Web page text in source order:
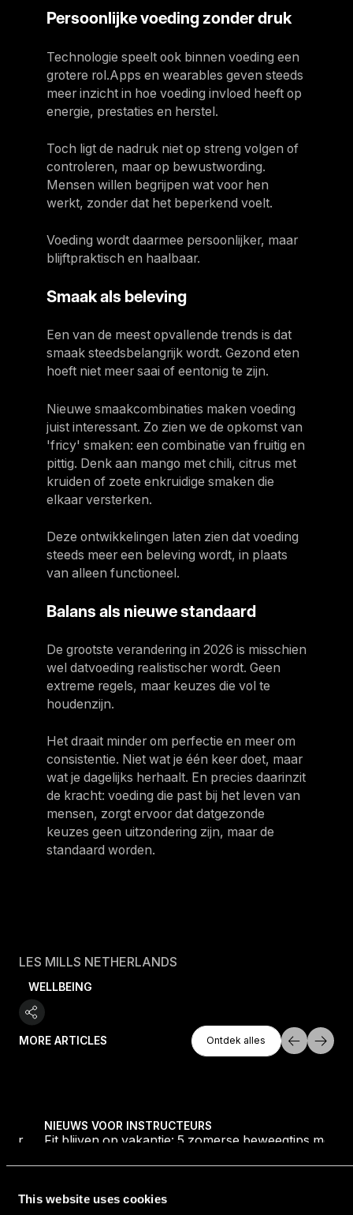
This website uses cookies
Persoonlijke voeding zonder druk
Technologie speelt ook binnen voeding een
grotere rol.Apps en wearables geven steeds
meer inzicht in hoe voeding invloed heeft op
energie, prestaties en herstel.
Toch ligt de nadruk niet op streng volgen of
controleren, maar op bewustwording.
Mensen willen begrijpen wat voor hen
werkt, zonder dat het beperkend voelt.
Voeding wordt daarmee persoonlijker, maar
blijftpraktisch en haalbaar.
Smaak als beleving
Een van de meest opvallende trends is dat
smaak steedsbelangrijk wordt. Gezond eten
hoeft niet meer saai of eentonig te zijn.
Nieuwe smaakcombinaties maken voeding
juist interessant. Zo zien we de opkomst van
'fricy' smaken: een combinatie van fruitig en
pittig. Denk aan mango met chili, citrus met
kruiden of zoete enkruidige smaken die
elkaar versterken.
Deze ontwikkelingen laten zien dat voeding
steeds meer een beleving wordt, in plaats
van alleen functioneel.
Balans als nieuwe standaard
De grootste verandering in 2026 is misschien
wel datvoeding realistischer wordt. Geen
extreme regels, maar keuzes die vol te
houdenzijn.
Het draait minder om perfectie en meer om
consistentie. Niet wat je één keer doet, maar
wat je dagelijks herhaalt. En precies daarinzit
de kracht: voeding die past bij het leven van
mensen, zorgt ervoor dat datgezonde
keuzes geen uitzondering zijn, maar de
standaard worden.
LES MILLS NETHERLANDS
WELLBEING
MORE ARTICLES
Ontdek Alles
Ontdek alles
NIEUWS VOOR INSTRUCTEURS
Fit blijven op vakantie: 5 zomerse beweegtips met